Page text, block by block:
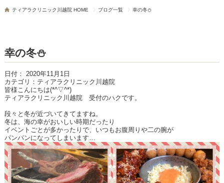
ティアラクリニック川越院 HOME ブログ一覧 幸の冬⛄
幸の冬⛄
日付： 2020年11月1日
カテゴリ： ティアラクリニック川越院
皆様こんにちは(*^▽^*)
ティアラクリニック川越院 受付のハクです。
段々と冬が近づいてきてますね。
冬は、海の幸がおいしい時期だったり
イベントごとが多かったりで、いつもお腹周りや二の腕が
パンパンになってしまいます…